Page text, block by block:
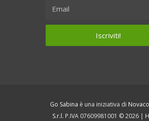
Go Sabina è una iniziativa di
S.r.l. P.IVA 07609981001 © 2026 |